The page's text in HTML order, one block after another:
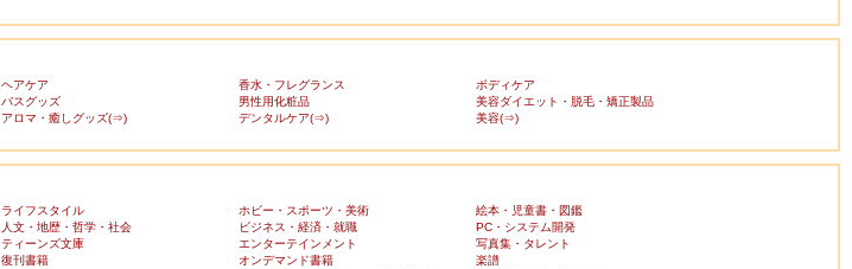
ヘアケア 香水・フレグランス
ボディケア
バスグッズ 男性用化粧品
美容ダイエット・脱毛・矯正製品
アロマ・癒しグッズ(⇒) デンタルケア(⇒)
美容(⇒)
ライフスタイル ホビー・スポーツ・美術
絵本・児童書・図鑑
人文・地歴・哲学・社会 ビジネス・経済・就職
PC・システム開発
ティーンズ文庫 エンターテインメント
写真集・タレント
復刊書籍 オンデマンド書籍
楽譜